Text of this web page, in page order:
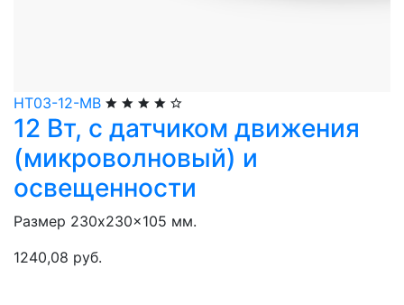
НТ03-12-МВ
12 Вт, с датчиком движения
(микроволновый) и
освещенности
Размер 230x230x105 мм.
1240,08 руб.